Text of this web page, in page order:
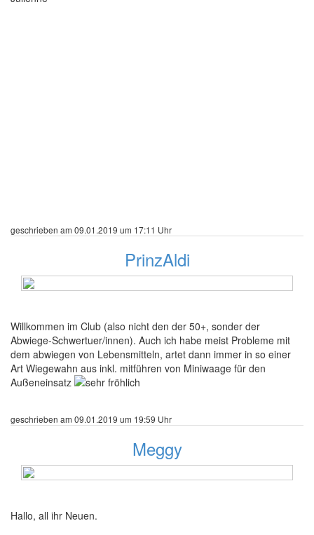
geschrieben am 09.01.2019 um 17:11 Uhr
PrinzAldi
Willkommen im Club (also nicht den der 50+, sonder der
Abwiege-Schwertuer/innen). Auch ich habe meist Probleme mit
dem abwiegen von Lebensmitteln, artet dann immer in so einer
Art Wiegewahn aus inkl. mitführen von Miniwaage für den
Außeneinsatz
geschrieben am 09.01.2019 um 19:59 Uhr
Meggy
Hallo, all ihr Neuen.